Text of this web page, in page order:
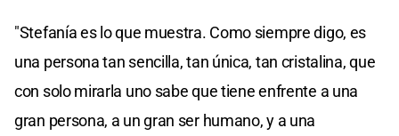
"Stefanía es lo que muestra. Como siempre digo, es
una persona tan sencilla, tan única, tan cristalina, que
con solo mirarla uno sabe que tiene enfrente a una
gran persona, a un gran ser humano, y a una